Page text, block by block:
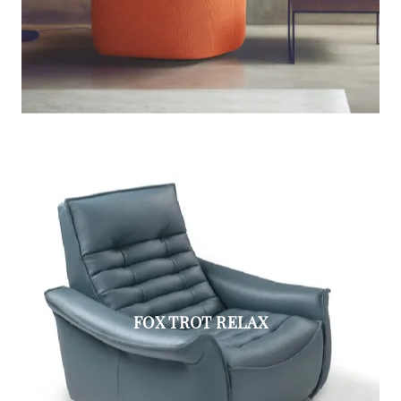
FOX TROT RELAX